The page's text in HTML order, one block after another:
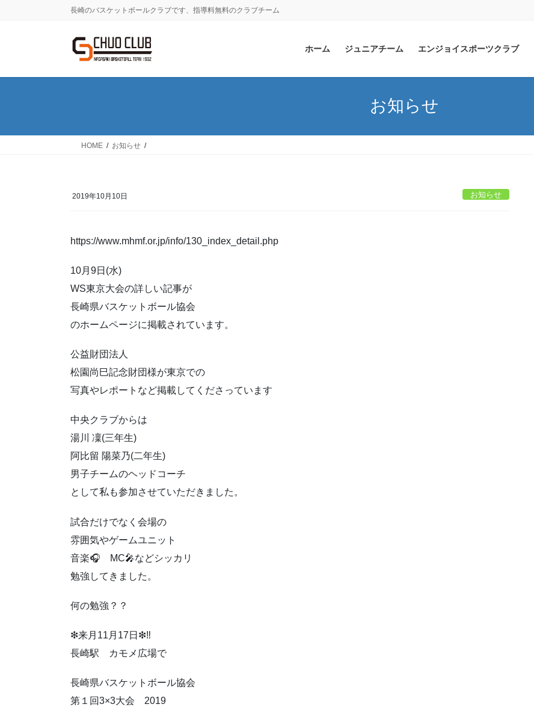
に
ョ
動
長崎のバスケットボールクラブです、指導料無料のクラブチーム
ホーム ジュニアチーム エンジョイスポーツクラブ
お知らせ
HOME お知らせ
2019年10月10日 お知らせ
https://www.mhmf.or.jp/info/130_index_detail.php
10月9日(水)
WS東京大会の詳しい記事が
長崎県バスケットボール協会
のホームページに掲載されています。
公益財団法人
松園尚巳記念財団様が東京での
写真やレポートなど掲載してくださっています
中央クラブからは
湯川 凜(三年生)
阿比留 陽菜乃(二年生)
男子チームのヘッドコーチ
として私も参加させていただきました。
試合だけでなく会場の
雰囲気やゲームユニット
音楽🎧 MC🎤などシッカリ
勉強してきました。
何の勉強？？
❇来月11月17日❇‼️
長崎駅 カモメ広場で
長崎県バスケットボール協会
第１回3×3大会 2019